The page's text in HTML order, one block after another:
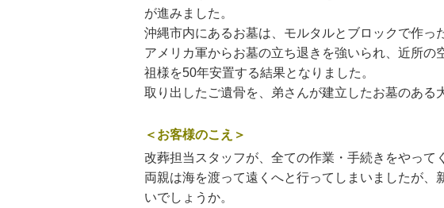
が進みました。
沖縄市内にあるお墓は、モルタルとブロックで作っ
アメリカ軍からお墓の立ち退きを強いられ、近所
祖様を50年安置する結果となりました。
取り出したご遺骨を、弟さんが建立したお墓のある
＜お客様のこえ＞
改葬担当スタッフが、全ての作業・手続きをやって
両親は海を渡って遠くへと行ってしまいましたが
いでしょうか。